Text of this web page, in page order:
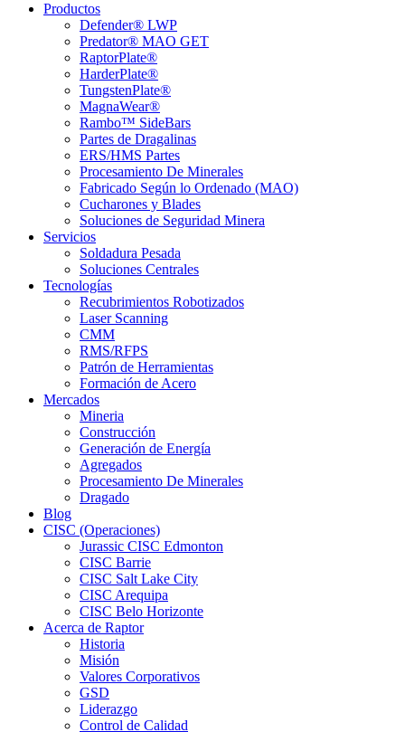
Productos
Defender® LWP
Predator® MAO GET
RaptorPlate®
HarderPlate®
TungstenPlate®
MagnaWear®
Rambo™ SideBars
Partes de Dragalinas
ERS/HMS Partes
Procesamiento De Minerales
Fabricado Según lo Ordenado (MAO)
Cucharones y Blades
Soluciones de Seguridad Minera
Servicios
Soldadura Pesada
Soluciones Centrales
Tecnologías
Recubrimientos Robotizados
Laser Scanning
CMM
RMS/RFPS
Patrón de Herramientas
Formación de Acero
Mercados
Mineria
Construcción
Generación de Energía
Agregados
Procesamiento De Minerales
Dragado
Blog
CISC (Operaciones)
Jurassic CISC Edmonton
CISC Barrie
CISC Salt Lake City
CISC Arequipa
CISC Belo Horizonte
Acerca de Raptor
Historia
Misión
Valores Corporativos
GSD
Liderazgo
Control de Calidad